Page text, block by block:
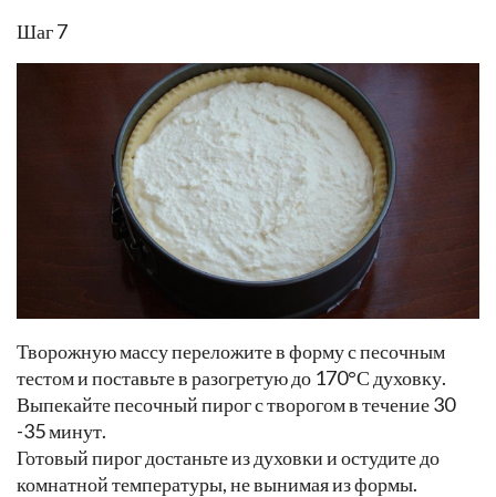
Шаг 7
Творожную массу переложите в форму с песочным
тестом и поставьте в разогретую до 170°С духовку.
Выпекайте песочный пирог с творогом в течение 30
-35 минут.
Готовый пирог достаньте из духовки и остудите до
комнатной температуры, не вынимая из формы.